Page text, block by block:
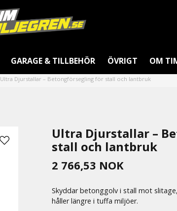
GARAGE & TILLBEHÖR ÖVRIGT OM
Ultra Djurstallar – Betongförsegling för stall och lantbruk
Ultra Djurstallar –
stall och lantbruk
2 766,53 NOK
Skyddar betonggolv i stall mot
håller längre i tuffa miljöer.